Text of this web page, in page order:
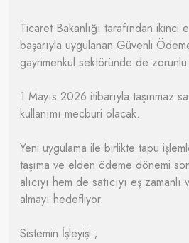
Ticaret Bakanlığı tarafından ikinci
başarıyla uygulanan Güvenli
gayrimenkul sektöründe de
1 Mayıs 2026 itibarıyla taşınmaz
kullanımı mecburi olacak.
Yeni uygulama ile birlikte tapu
taşıma ve elden ödeme dönemi
alıcıyı hem de satıcıyı eş
almayı hedefliyor.
Sistemin İşleyişi ;